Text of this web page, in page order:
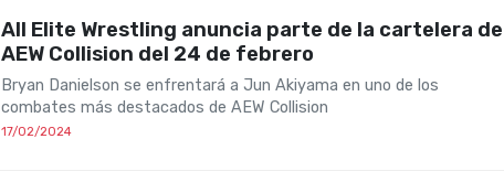
All Elite Wrestling anuncia parte de la cartelera de
AEW Collision del 24 de febrero
Bryan Danielson se enfrentará a Jun Akiyama en uno de los
combates más destacados de AEW Collision
17/02/2024